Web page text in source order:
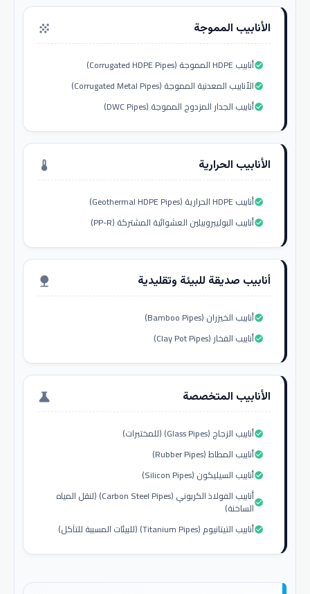
الأنابيب المموجة grain
أنابيب HDPE المموجة (Corrugated HDPE Pipes)check_circle
الأنابيب المعدنية المموجة (Corrugated Metal Pipes)check_circle
أنابيب الجدار المزدوج المموجة (DWC Pipes)check_circle
الأنابيب الحرارية thermostat
أنابيب HDPE الحرارية (Geothermal HDPE Pipes)check_circle
أنابيب البوليبروبيلين العشوائية المشتركة (PP-R)check_circle
أنابيب صديقة للبيئة وتقليدية nature
أنابيب الخيزران (Bamboo Pipes)check_circle
أنابيب الفخار (Clay Pot Pipes)check_circle
الأنابيب المتخصصة science
أنابيب الزجاج (Glass Pipes) (للمختبرات)check_circle
أنابيب المطاط (Rubber Pipes)check_circle
أنابيب السيليكون (Silicon Pipes)check_circle
أنابيب الفولاذ الكربوني (Carbon Steel Pipes) (لنقل المياه
الساخنة)check_circle
أنابيب التيتانيوم (Titanium Pipes) (للبيئات المسببة للتآكل)check_circle